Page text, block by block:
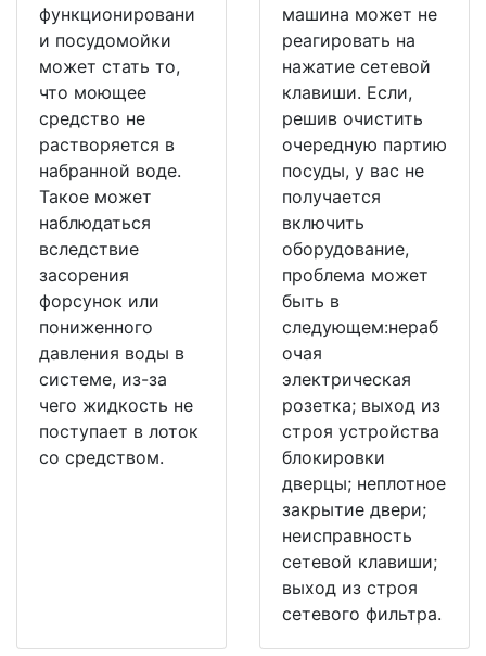
функционировани
и посудомойки
может стать то,
что моющее
средство не
растворяется в
набранной воде.
Такое может
наблюдаться
вследствие
засорения
форсунок или
пониженного
давления воды в
системе, из-за
чего жидкость не
поступает в лоток
со средством.
машина может не
реагировать на
нажатие сетевой
клавиши. Если,
решив очистить
очередную партию
посуды, у вас не
получается
включить
оборудование,
проблема может
быть в
следующем:нераб
очая
электрическая
розетка; выход из
строя устройства
блокировки
дверцы; неплотное
закрытие двери;
неисправность
сетевой клавиши;
выход из строя
сетевого фильтра.